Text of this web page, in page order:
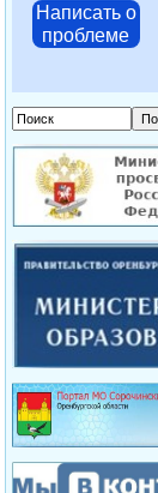
Написать о
проблеме